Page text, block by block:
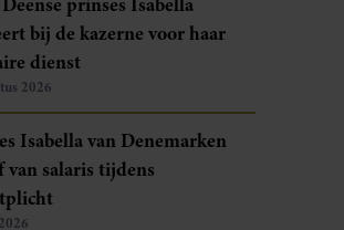
bij de kazerne voor haar
dienst
2026
Isabella van Denemarken
van salaris tijdens